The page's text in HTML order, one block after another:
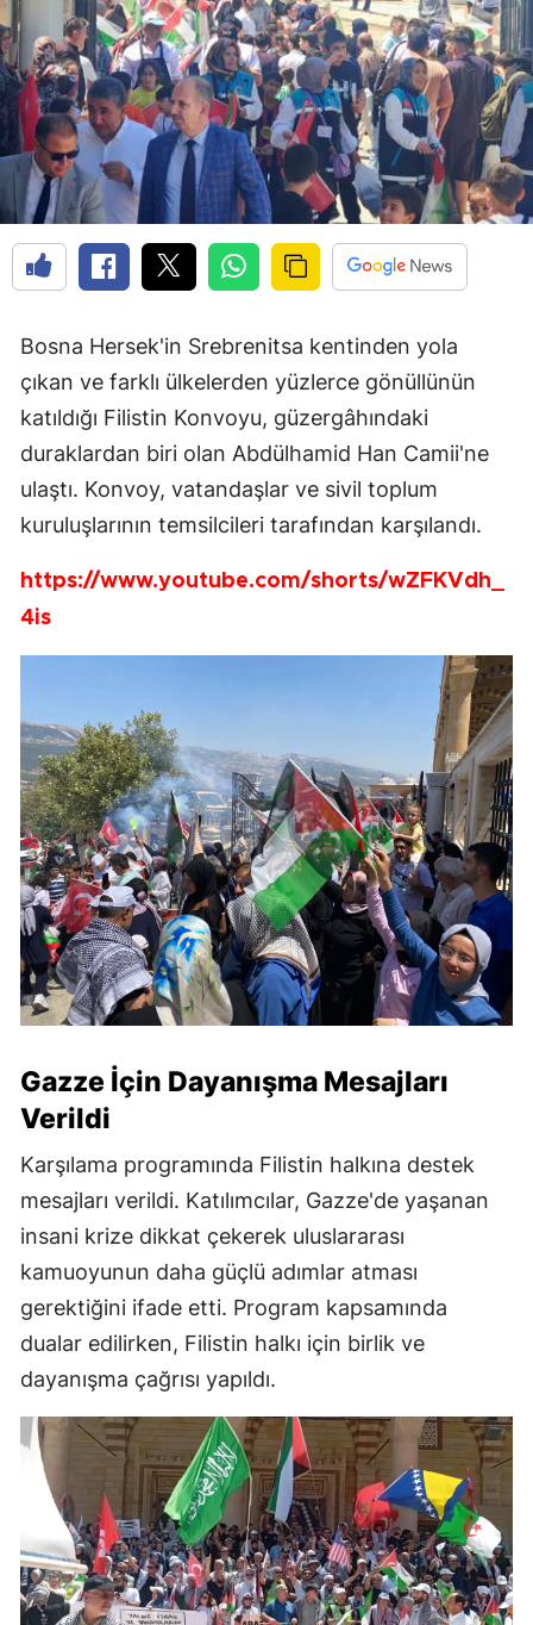
Bosna Hersek'in Srebrenitsa kentinden yola
çıkan ve farklı ülkelerden yüzlerce gönüllünün
katıldığı Filistin Konvoyu, güzergâhındaki
duraklardan biri olan Abdülhamid Han Camii'ne
ulaştı. Konvoy, vatandaşlar ve sivil toplum
kuruluşlarının temsilcileri tarafından karşılandı.
https://www.youtube.com/shorts/wZFKVdh_
4is
Gazze İçin Dayanışma Mesajları
Verildi
Karşılama programında Filistin halkına destek
mesajları verildi. Katılımcılar, Gazze'de yaşanan
insani krize dikkat çekerek uluslararası
kamuoyunun daha güçlü adımlar atması
gerektiğini ifade etti. Program kapsamında
dualar edilirken, Filistin halkı için birlik ve
dayanışma çağrısı yapıldı.